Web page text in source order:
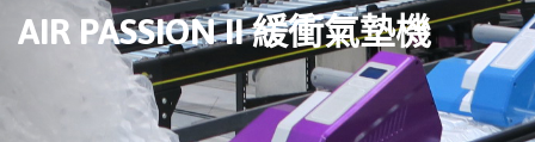
AIR PASSION II 緩衝氣墊機